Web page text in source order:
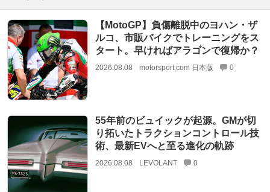
【MotoGP】負傷離脱中のヨハン・ザ
ルコ、市販バイクでトレーニングをス
タート。早ければアラゴンで復帰か？
2026.08.08 motorsport.com 日本版 0
55年前のビュイックが起源。GMが切
り拓いたトラクションコントロール技
術、最新EVへと至る進化の軌跡
2026.08.08 LEVOLANT 0